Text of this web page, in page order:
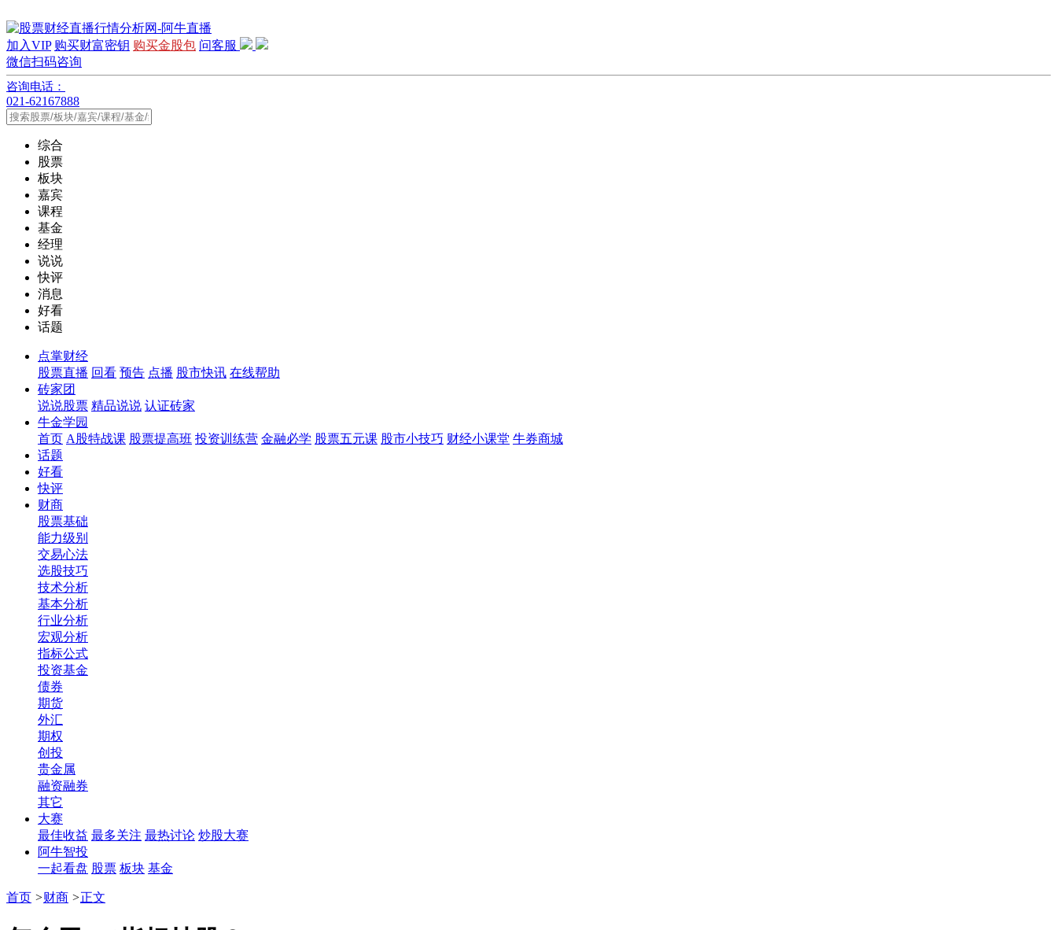
加入VIP 购买财富密钥 购买金股包 问客服
微信扫码咨询
咨询电话：
021-62167888
综合
股票
板块
嘉宾
课程
基金
经理
说说
快评
消息
好看
话题
点掌财经
股票直播 回看 预告 点播 股市快讯 在线帮助
砖家团
说说股票 精品说说 认证砖家
牛金学园
首页 A股特战课 股票提高班 投资训练营 金融必学 股票五元课 股市小技巧 财经小课堂 牛券商城
话题
好看
快评
财商
股票基础
能力级别
交易心法
选股技巧
技术分析
基本分析
行业分析
宏观分析
指标公式
投资基金
债券
期货
外汇
期权
创投
贵金属
融资融券
其它
大赛
最佳收益 最多关注 最热讨论 炒股大赛
阿牛智投
一起看盘 股票 板块 基金
首页 >财商 >正文